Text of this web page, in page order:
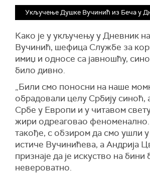
Укључење Душке Вучинић из Беча у
Како је у укључењу у Дневник
Вучинић, шефица Службе за
имиџ и односе са јавношћу,
било дивно.
„Били смо поносни на наше
обрадовали целу Србију синоћ,
Србе у Европи и у читавом
жири одреаговао
такође, с обзиром да смо ушли
истиче Вучинићева, а Андрија
признаје да је искуство на бини
невероватно.